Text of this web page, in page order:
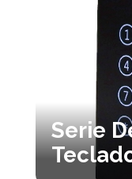
Serie